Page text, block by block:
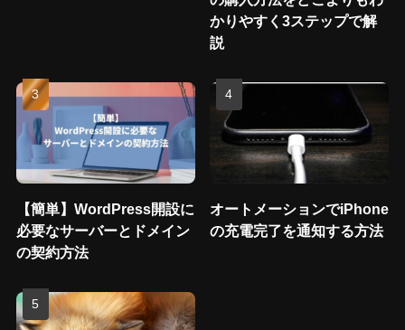
かりやすく3ステップで解
説
【簡単】WordPress開設に
必要なサーバーとドメイン
の契約方法
オートメーションでiPhone
の充電完了を通知する方法